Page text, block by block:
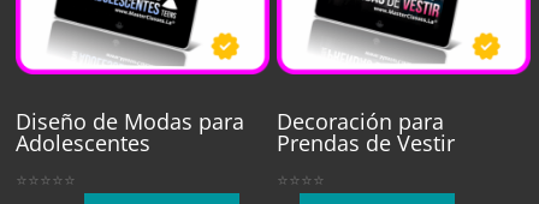
Diseño de Modas para
Adolescentes
⭐⭐⭐⭐⭐
Decoración para
Prendas de Vestir
⭐⭐⭐⭐